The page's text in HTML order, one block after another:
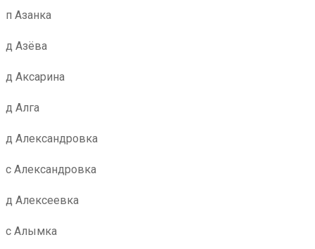
п Азанка
д Азёва
д Аксарина
д Алга
д Александровка
с Александровка
д Алексеевка
с Алымка